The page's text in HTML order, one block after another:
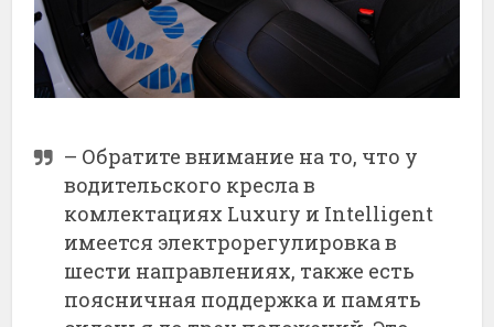
– Обратите внимание на то, что у
водительского кресла в
комлектациях Luxury и Intelligent
имеется электрорегулировка в
шести направлениях, также есть
поясничная поддержка и память